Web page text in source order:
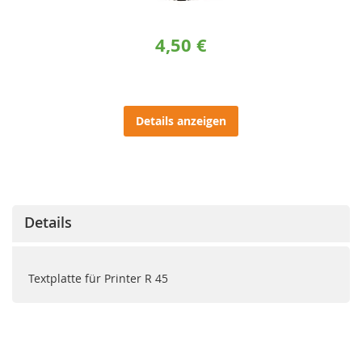
4,50 €
Details anzeigen
Details
Textplatte für Printer R 45